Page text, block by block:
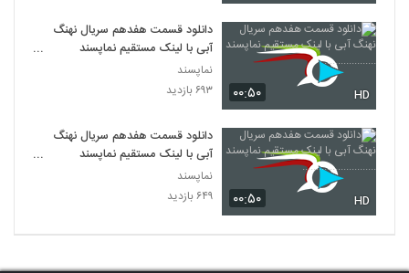
۰۰:۵۰ HD
دانلود قسمت هفدهم سریال نهنگ
آبی با لینک مستقیم نماپسند
...................
نماپسند
۶۹۳ بازدید
۰۰:۵۰ HD
دانلود قسمت هفدهم سریال نهنگ
آبی با لینک مستقیم نماپسند
...........................
نماپسند
۶۴۹ بازدید